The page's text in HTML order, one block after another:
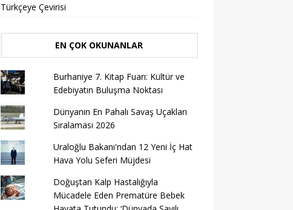
Türkçeye Çevirisi
EN ÇOK OKUNANLAR
Burhaniye 7. Kitap Fuarı: Kültür ve
Edebiyatın Buluşma Noktası
Dünyanın En Pahalı Savaş Uçakları
Sıralaması 2026
Uraloğlu Bakanı'ndan 12 Yeni İç Hat
Hava Yolu Seferi Müjdesi
Doğuştan Kalp Hastalığıyla
Mücadele Eden Prematüre Bebek